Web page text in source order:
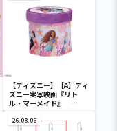
【ディズニー】【A】ディ
ズニー実写映画『リト
ル・マーメイド』
チェアー
26.08.06